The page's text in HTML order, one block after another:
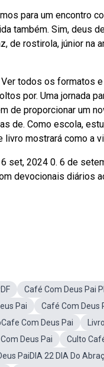
para um encontro
também. Sim, deus
de rostirola, júnior na
todos os formatos
por. Uma jornada
de proporcionar um
de. Como escola,
mostrará como a
set, 2024 0. 6 de
devocionais diários
Café Com Deus Pai
Pai Café Com Deus
Com Deus Pai
Deus Pai Culto
PaiDIA 22 DIA Do